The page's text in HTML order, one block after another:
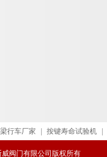
行车厂家 按键寿命试验机
威阀门有限公司版权所有